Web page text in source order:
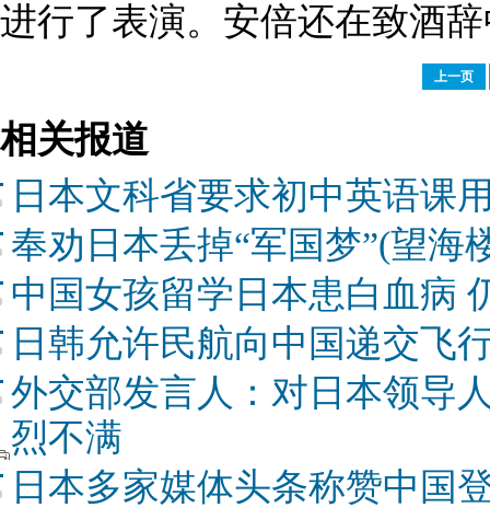
进行了表演。安倍还在致酒
上一页
相关报道
日本文科省要求初中英语课
奉劝日本丢掉“军国梦”(望海
中国女孩留学日本患白血病
日韩允许民航向中国递交飞
外交部发言人：对日本领导
烈不满
日本多家媒体头条称赞中国